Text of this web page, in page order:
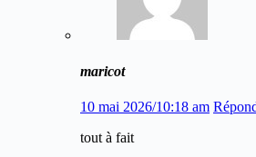
maricot
10 mai 2026/10:18 am
tout à fait